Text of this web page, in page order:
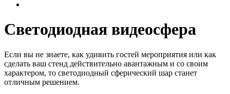
Светодиодная видеосфера
Если вы не знаете, как удивить гостей мероприятия или как
сделать ваш стенд действительно авантажным и со своим
характером, то светодиодный сферический шар станет
отличным решением.